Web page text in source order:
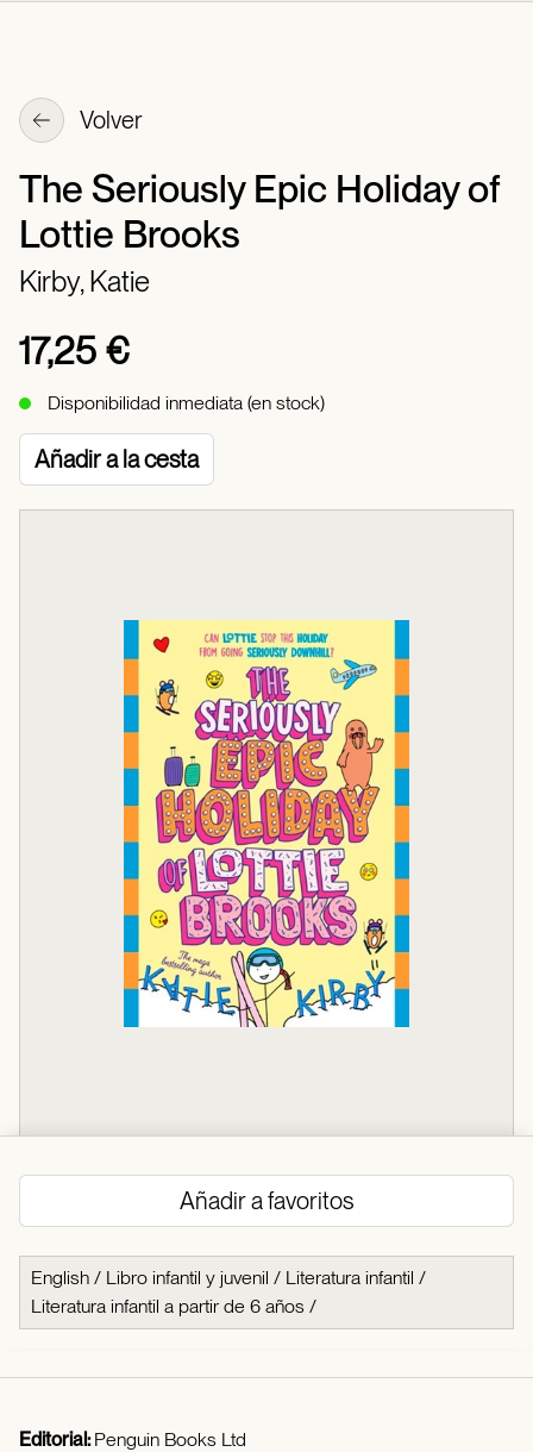
Volver
The Seriously Epic Holiday of
Lottie Brooks
Kirby, Katie
17,25 €
Disponibilidad inmediata (en stock)
Añadir a la cesta
Añadir a favoritos
English / Libro infantil y juvenil / Literatura infantil /
Literatura infantil a partir de 6 años /
Editorial:Penguin Books Ltd